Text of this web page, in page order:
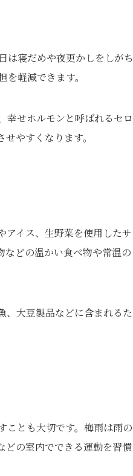
は寝だめや夜更かしをしがち
軽減できます。
幸せホルモンと呼ばれるセロ
やすくなります。
アイス、生野菜を使用したサ
などの温かい食べ物や常温の
、大豆製品などに含まれるた
ことも大切です。梅雨は雨の
どの室内でできる運動を習慣